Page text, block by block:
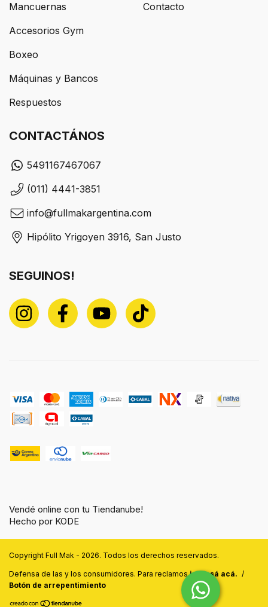
Mancuernas
Accesorios Gym
Boxeo
Máquinas y Bancos
Respuestos
Contacto
CONTACTÁNOS
5491167467067
(011) 4441-3851
info@fullmakargentina.com
Hipólito Yrigoyen 3916, San Justo
SEGUINOS!
Vendé online con tu Tiendanube!
Hecho por KODE
Copyright Full Mak - 2026. Todos los derechos reservados.
Defensa de las y los consumidores. Para reclamos ingresá acá. /
Botón de arrepentimiento